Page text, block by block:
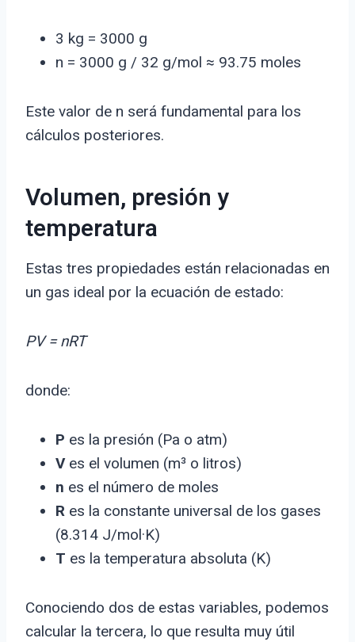
3 kg = 3000 g
n = 3000 g / 32 g/mol ≈ 93.75 moles
Este valor de n será fundamental para los
cálculos posteriores.
Volumen, presión y
temperatura
Estas tres propiedades están relacionadas en
un gas ideal por la ecuación de estado:
PV = nRT
donde:
P es la presión (Pa o atm)
Ves el volumen (m³ o litros)
n es el número de moles
R es la constante universal de los gases
(8.314 J/mol·K)
T es la temperatura absoluta (K)
Conociendo dos de estas variables, podemos
calcular la tercera, lo que resulta muy útil